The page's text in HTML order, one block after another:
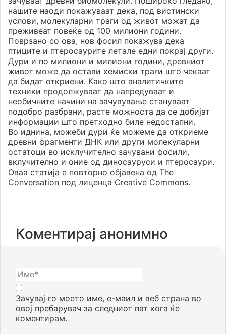
нашите наоди покажуваат дека, под вистински
услови, молекуларни траги од живот можат да
преживеат повеќе од 100 милиони години.
Поврзано со ова, нов фосил покажува дека
птиците и птеросаурите летале едни покрај други.
Дури и по милиони и милиони години, древниот
живот може да остави хемиски траги што чекаат
да бидат откриени. Како што аналитичките
техники продолжуваат да напредуваат и
необичните начини на зачувување стануваат
подобро разбрани, расте можноста да се добијат
информации што претходно биле недостапни.
Во иднина, можеби дури ќе можеме да откриеме
древни фрагменти ДНК или други молекуларни
остатоци во исклучително зачувани фосили,
вклучително и оние од диносауруси и птеросаури.
Оваа статија е повторно објавена од The
Conversation под лиценца Creative Commons.
Коментирај анонимно
Зачувај го моето име, е-маил и веб страна во
овој пребарувач за следниот пат кога ќе
коментирам.